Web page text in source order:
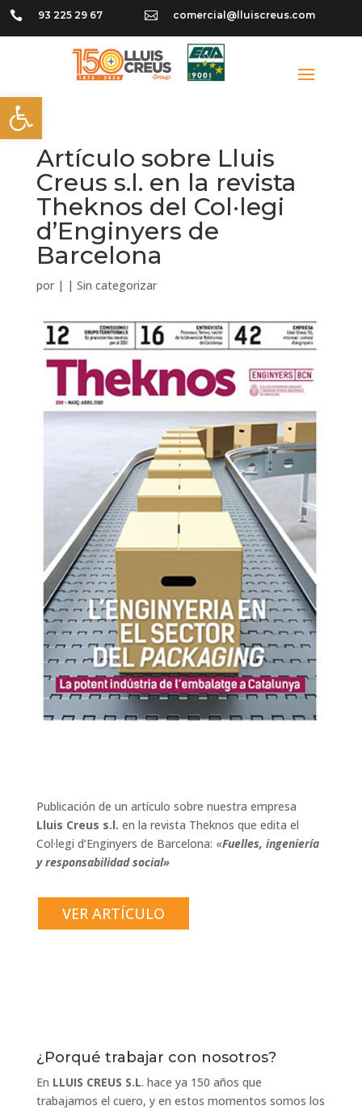
Abrir barra de herramientas
 93 225 29 67  comercial@lluiscreus.com
Artículo sobre Lluis
Creus s.l. en la revista
Theknos del Col·legi
d’Enginyers de
Barcelona
por | | Sin categorizar
Publicación de un artículo sobre nuestra empresa
Lluis Creus s.l. en la revista Theknos que edita el
Col·legi d’Enginyers de Barcelona: «Fuelles, ingeniería
y responsabilidad social»
VER ARTÍCULO
¿Porqué trabajar con nosotros?
En LLUIS CREUS S.L. hace ya 150 años que
trabajamos el cuero, y en estos momentos somos los